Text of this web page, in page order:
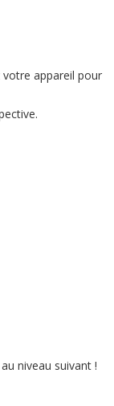
votre appareil pour
niveau suivant !